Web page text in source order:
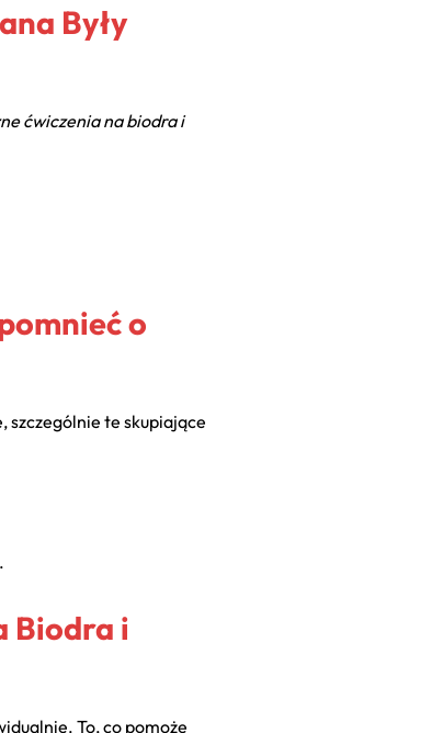
Były
ćwiczenia na biodra i
o
szczególnie te skupiające
Biodra i
To, co pomoże